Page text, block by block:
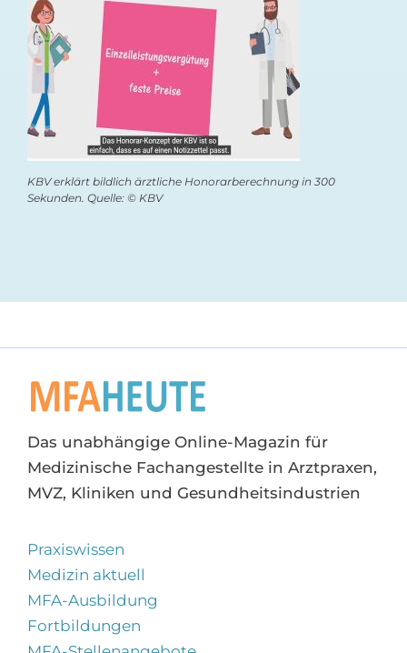
KBV erklärt bildlich ärztliche Honorarberechnung in 300
Sekunden. Quelle: © KBV
Das unabhängige Online-Magazin für
Medizinische Fachangestellte in Arztpraxen,
MVZ, Kliniken und Gesundheitsindustrien
Praxiswissen
Medizin aktuell
MFA-Ausbildung
Fortbildungen